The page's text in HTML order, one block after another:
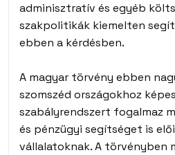
adminisztratív és egyéb
szakpolitikák kiemelten
ebben a kérdésben.
A magyar törvény ebben
szomszéd országokhoz
szabályrendszert fogalmaz
és pénzügyi segítséget is
vállalatoknak. A törvényben